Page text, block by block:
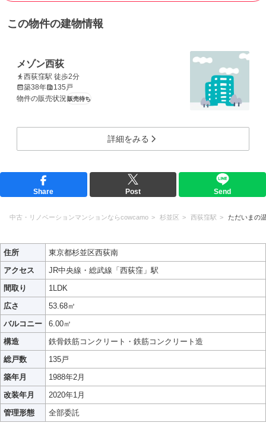
この物件の建物情報
メゾン西荻
西荻窪駅 徒歩2分
築38年
135戸
物件の販売状況販売待ち
詳細をみる
Share Post Send
中古・リノベーションマンションならcowcamo 杉並区 西荻窪駅 ただいまの
住所
東京都杉並区西荻南
アクセス
JR中央線・総武線「西荻窪」駅
間取り
1LDK
広さ
53.68㎡
バルコニー
6.00㎡
構造
鉄骨鉄筋コンクリート・鉄筋コンクリート造
総戸数
135戸
築年月
1988年2月
改装年月
2020年1月
管理形態
全部委託